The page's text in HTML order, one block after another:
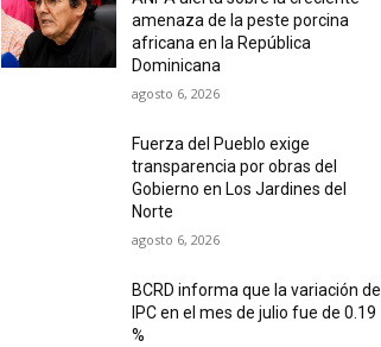
amenaza de la peste porcina
africana en la República
Dominicana
agosto 6, 2026
Fuerza del Pueblo exige
transparencia por obras del
Gobierno en Los Jardines del
Norte
agosto 6, 2026
BCRD informa que la variación del
IPC en el mes de julio fue de 0.19
%